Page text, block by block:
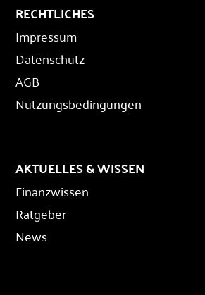
RECHTLICHES
Impressum
Datenschutz
AGB
Nutzungsbedingungen
AKTUELLES & WISSEN
Finanzwissen
Ratgeber
News